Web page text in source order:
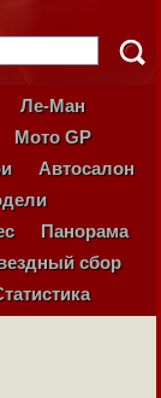
Ле-Ман
Мото GP
Автосалон
Панорама
сбор